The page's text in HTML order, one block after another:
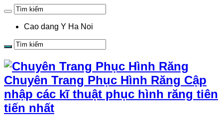
Cao dang Y Ha Noi
Chuyên Trang Phục Hình Răng Cập
nhập các kĩ thuật phục hình răng tiên
tiến nhất